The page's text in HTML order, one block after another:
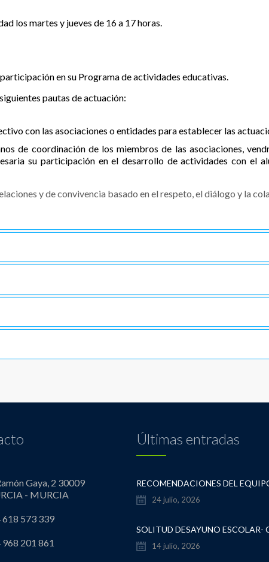
los martes y jueves de 16 a 17 horas.
participación en su Programa de actividades educativas.
pautas de actuación:
con las asociaciones o entidades para establecer las
de coordinación de los miembros de las asociaciones,
su participación en el desarrollo de actividades con el
y de convivencia basado en el respeto, el diálogo y la
Gaya, 2 30009
- MURCIA
618 573 339
968 201 861
Últimas entradas
24 julio, 2026
14 julio, 2026